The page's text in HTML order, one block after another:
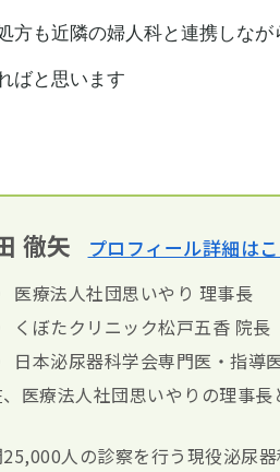
方も近隣の婦人科と連携しなが
ばと思います
徹矢 プロフィール詳細は
医療法人社団思いやり 理事長
くぼたクリニック松戸五香 院長
日本泌尿器科学会専門医・指導
医療法人社団思いやりの理事
人の診察を行う現役泌尿